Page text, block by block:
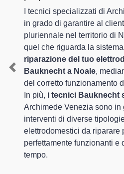
I tecnici specializzati di
in grado di garantire al
pluriennale nel territorio di
quel che riguarda la
riparazione del tuo
Bauknecht a Noale,
del corretto funzionamento
In più, i tecnici Bauknecht
Archimede Venezia sono in
interventi di diverse
elettrodomestici da riparare
perfettamente funzionanti e
tempo.
Previous